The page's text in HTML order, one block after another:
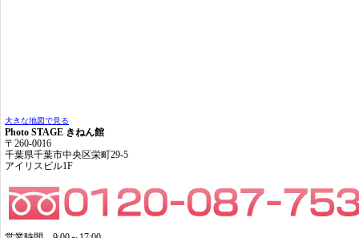
大きな地図で見る
Photo STAGE きねん館
〒260-0016
千葉県千葉市中央区栄町29-5
アイリスビル1F